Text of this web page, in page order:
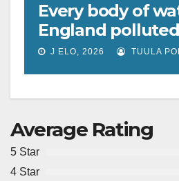
Every body of
England
chemicals, report
J ELO, 2026 TUULA
Average Rating
5 Star
4 Star